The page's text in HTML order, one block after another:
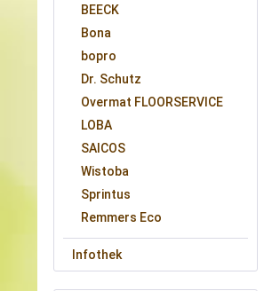
BEECK
Bona
bopro
Dr. Schutz
Overmat FLOORSERVICE
LOBA
SAICOS
Wistoba
Sprintus
Remmers Eco
Infothek